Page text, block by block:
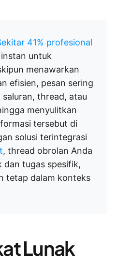
41% profesional
untuk
menawarkan
efisien, pesan sering
thread, atau
menyulitkan
tersebut di
solusi terintegrasi
, thread obrolan Anda
dan tugas spesifik,
tetap dalam konteks
Lunak